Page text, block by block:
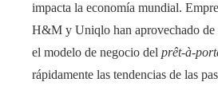
impacta la economía mundial.
H&M y Uniqlo han aprovechado de
el modelo de negocio del prêt-à-
rápidamente las tendencias de las